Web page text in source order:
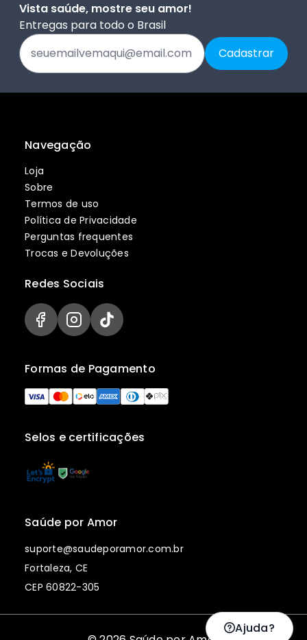
Vista saúde, mostre seu amor!
Entregas para todo o Brasil
Navegação
Loja
Sobre
Termos de uso
Política de Privacidade
Perguntas frequentes
Trocas e Devoluções
Selos e certificações
Formas de Pagamento
Redes Sociais
Saúde por Amor
suporte@saudeporamor.com.br
Fortaleza, CE
CEP 60822-305
Ajuda?